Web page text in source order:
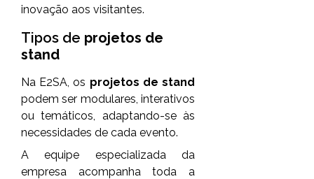
inovação aos visitantes.
Tipos de projetos de
stand
Na E2SA, os projetos de stand
podem ser modulares, interativos
ou temáticos, adaptando-se às
necessidades de cada evento.
A equipe especializada da
empresa acompanha toda a